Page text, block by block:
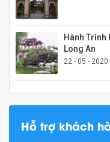
Hành Trình
Long An
22 - 05 - 2020
Hỗ trợ khách